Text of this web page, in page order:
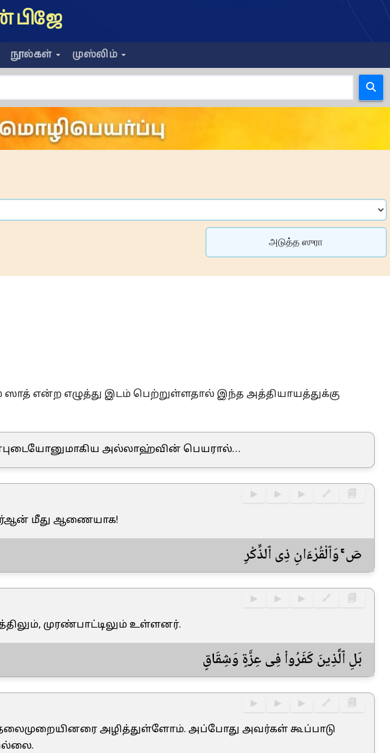
நூல்கள் முஸ்லிம்
அடுத்த ஸுரா
என்ற எழுத்து இடம் பெற்றுள்ளதால் இந்த அத்தியாயத்துக்கு
அல்லாஹ்வின் பெயரால்…
▶ ▶ ▶ 🔗 🗐
மீது ஆணையாக!
صٓ ۚ وَٱلْقُرْءَانِ ذِى ٱلذِّكْرِ
▶ ▶ ▶ 🔗 🗐
முரண்பாட்டிலும் உள்ளனர்.
بَلِ ٱلَّذِينَ كَفَرُوا۟ فِى عِزَّةٍ وَشِقَاقٍ
▶ ▶ ▶ 🔗 🗐
அழித்துள்ளோம். அப்போது அவர்கள் கூப்பாடு